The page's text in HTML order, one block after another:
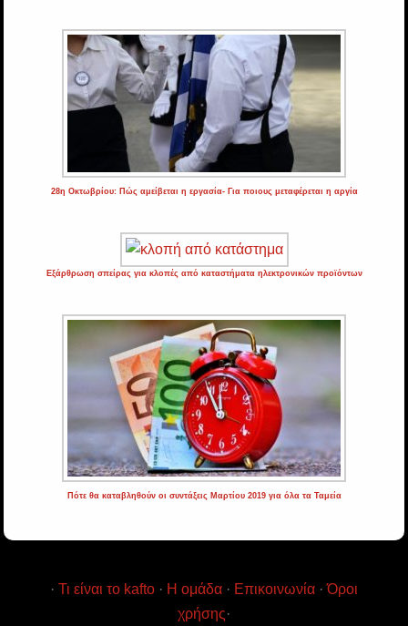
28η Οκτωβρίου: Πώς αμείβεται η εργασία- Για ποιους μεταφέρεται η αργία
Εξάρθρωση σπείρας για κλοπές από καταστήματα ηλεκτρονικών προϊόντων
Πότε θα καταβληθούν οι συντάξεις Μαρτίου 2019 για όλα τα Ταμεία
· Τι είναι το kafto · Η ομάδα · Επικοινωνία ·Όροι
χρήσης·